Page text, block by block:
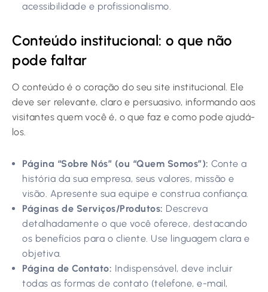
acessibilidade e profissionalismo.
Conteúdo institucional: o que não
pode faltar
O conteúdo é o coração do seu site institucional. Ele
deve ser relevante, claro e persuasivo, informando aos
visitantes quem você é, o que faz e como pode ajudá-
los.
Página “Sobre Nós” (ou “Quem Somos”): Conte a
história da sua empresa, seus valores, missão e
visão. Apresente sua equipe e construa confiança.
Páginas de Serviços/Produtos: Descreva
detalhadamente o que você oferece, destacando
os benefícios para o cliente. Use linguagem clara e
objetiva.
Página de Contato: Indispensável, deve incluir
todas as formas de contato (telefone, e-mail,